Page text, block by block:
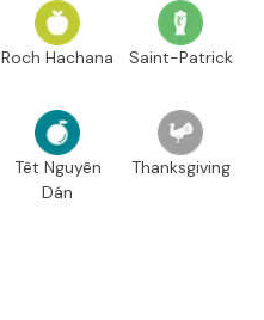
Roch Hachana Saint-Patrick
Têt Nguyên
Dán
Thanksgiving